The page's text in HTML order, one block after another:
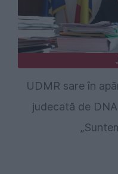
UDMR sare în
judecată de